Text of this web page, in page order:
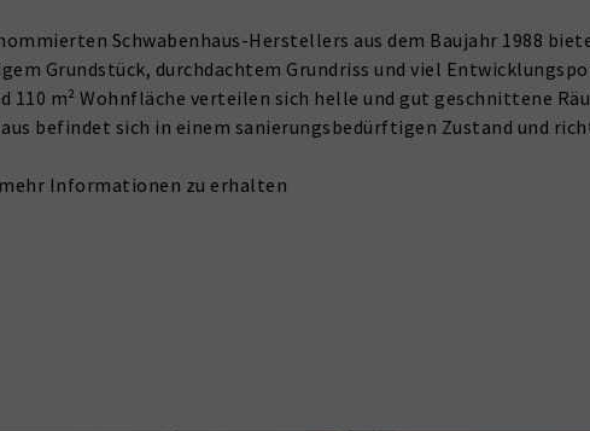
Schwabenhaus-Herstellers aus dem Baujahr 1988
Grundstück, durchdachtem Grundriss und viel
m² Wohnfläche verteilen sich helle und gut geschnittene
befindet sich in einem sanierungsbedürftigen Zustand und
mehr Informationen zu erhalten